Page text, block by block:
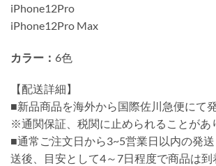
iPhone12Pro
iPhone12Pro Max
カラー： 6色
【配送詳細】
■新品商品を海外から国際佐川急便にて
※通関保証、税関に止められることがあ
■通常ご注文日から3~5営業日以内の発
送後、目安として4～7日程度で商品は到